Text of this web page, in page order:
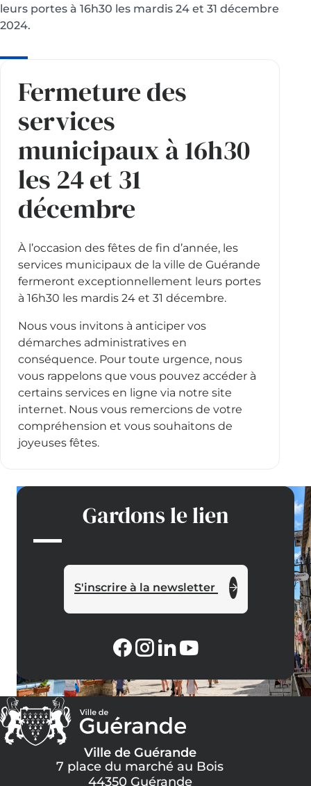
leurs portes à 16h30 les mardis 24 et 31 décembre
2024.
Fermeture des
services
municipaux à 16h30
les 24 et 31
décembre
À l’occasion des fêtes de fin d’année, les
services municipaux de la ville de Guérande
fermeront exceptionnellement leurs portes
à 16h30 les mardis 24 et 31 décembre.
Nous vous invitons à anticiper vos
démarches administratives en
conséquence. Pour toute urgence, nous
vous rappelons que vous pouvez accéder à
certains services en ligne via notre site
internet. Nous vous remercions de votre
compréhension et vous souhaitons de
joyeuses fêtes.
Gardons le lien
S'inscrire à la newsletter
Ville de Guérande
7 place du marché au Bois
44350 Guérande